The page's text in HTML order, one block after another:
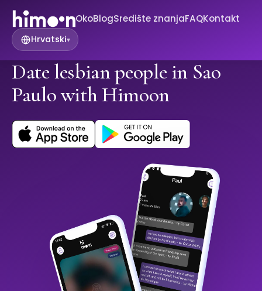
OkoBlogSredište znanjaFAQKontakt
Hrvatski▾
Date lesbian people in Sao
Paulo with Himoon